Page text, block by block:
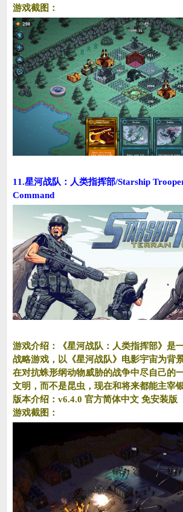
游戏截图：
11.星河战队：人类指挥部/Starship
Command
游戏介绍：《星河战队：人类指挥部》是
战略游戏，以《星河战队》电影宇宙为背
在对抗蛛形纲动物威胁的战争中尽自己的
文明，而不是昆虫，现在和将来都能主宰
版本介绍：v6.4.0 官方简体中文 免安装版
游戏截图：